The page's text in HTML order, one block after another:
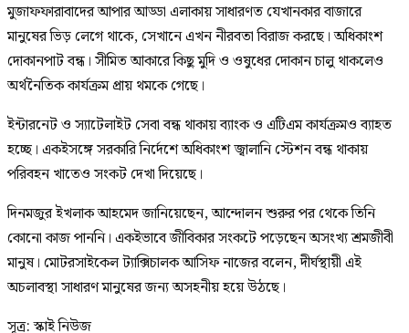
মুজাফফারাবাদের আপার আড্ডা এলাকায় সাধারণত যেখানকার বাজারে
মানুষের ভিড় লেগে থাকে, সেখানে এখন নীরবতা বিরাজ করছে। অধিকাংশ
দোকানপাট বন্ধ। সীমিত আকারে কিছু মুদি ও ওষুধের দোকান চালু থাকলেও
অর্থনৈতিক কার্যক্রম প্রায় থমকে গেছে।
ইন্টারনেট ও স্যাটেলাইট সেবা বন্ধ থাকায় ব্যাংক ও এটিএম কার্যক্রমও ব্যাহত
হচ্ছে। একইসঙ্গে সরকারি নির্দেশে অধিকাংশ জ্বালানি স্টেশন বন্ধ থাকায়
পরিবহন খাতেও সংকট দেখা দিয়েছে।
দিনমজুর ইখলাক আহমেদ জানিয়েছেন, আন্দোলন শুরুর পর থেকে তিনি
কোনো কাজ পাননি। একইভাবে জীবিকার সংকটে পড়েছেন অসংখ্য শ্রমজীবী
মানুষ। মোটরসাইকেল ট্যাক্সিচালক আসিফ নাজের বলেন, দীর্ঘস্থায়ী এই
অচলাবস্থা সাধারণ মানুষের জন্য অসহনীয় হয়ে উঠছে।
সূত্র: স্কাই নিউজ